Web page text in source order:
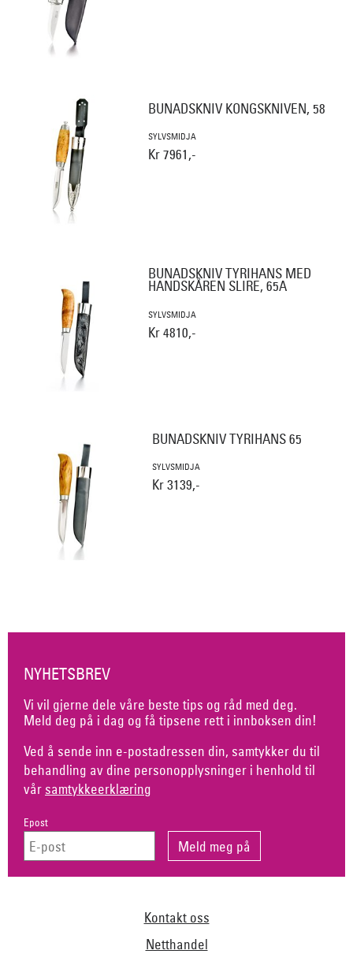
BUNADSKNIV KONGSKNIVEN, 58
SYLVSMIDJA
Kr 7961,-
BUNADSKNIV TYRIHANS MED
HANDSKÅREN SLIRE, 65A
SYLVSMIDJA
Kr 4810,-
BUNADSKNIV TYRIHANS 65
SYLVSMIDJA
Kr 3139,-
NYHETSBREV
Vi vil gjerne dele våre beste tips og råd med deg.
Meld deg på i dag og få tipsene rett i innboksen din!
Ved å sende inn e-postadressen din, samtykker du til
behandling av dine personopplysninger i henhold til
vår samtykkeerklæring
Epost
Kontakt oss
Netthandel